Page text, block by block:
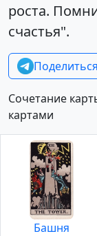
роста.
счастья".
Поделиться
Сочетание
картами
Башня